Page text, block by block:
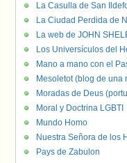
La Casulla de San
La Ciudad Perdida de
La web de JOHN
Los Universículos del
Mano a mano con el
Mesoletot (blog de
Moradas de Deus
Moral y Doctrina LGBTI
Mundo Homo
Nuestra Señora de los
Pays de Zabulon